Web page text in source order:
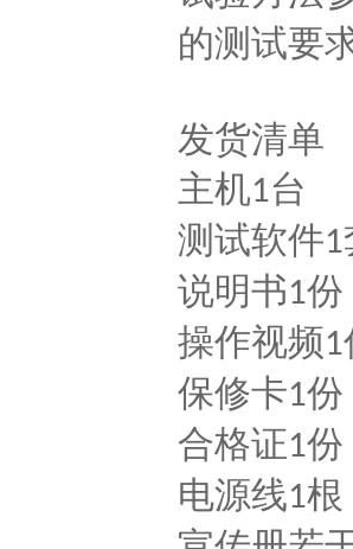
的测试要
发货清单
主机1台
测试软件1
说明书1份
操作视频1
保修卡1份
合格证1份
电源线1根